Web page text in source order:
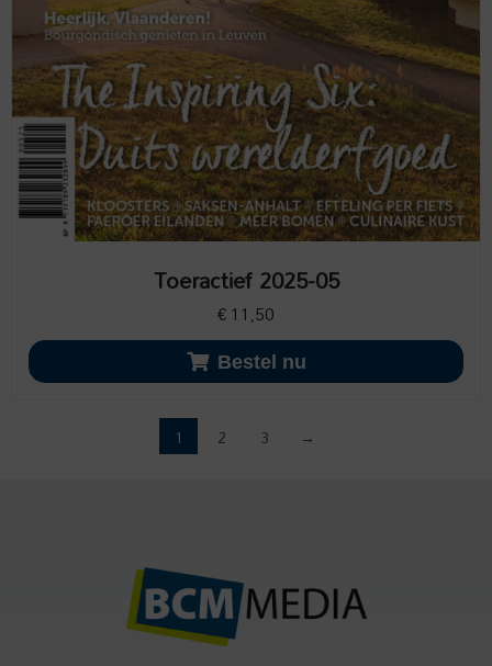
Toeractief 2025-05
€ 11,50
Bestel nu
1 2 3 →